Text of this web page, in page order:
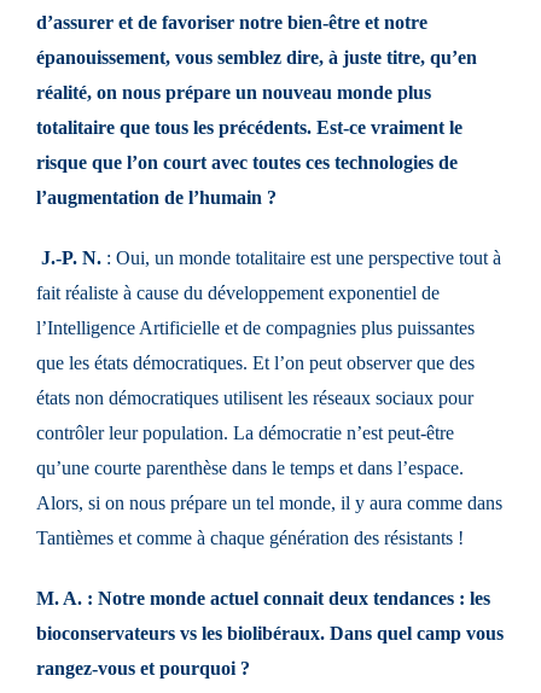
d’assurer et de favoriser notre bien-être et notre
épanouissement, vous semblez dire, à juste titre, qu’en
réalité, on nous prépare un nouveau monde plus
totalitaire que tous les précédents. Est-ce vraiment le
risque que l’on court avec toutes ces technologies de
l’augmentation de l’humain ?
J.-P. N. : Oui, un monde totalitaire est une perspective tout à
fait réaliste à cause du développement exponentiel de
l’Intelligence Artificielle et de compagnies plus puissantes
que les états démocratiques. Et l’on peut observer que des
états non démocratiques utilisent les réseaux sociaux pour
contrôler leur population. La démocratie n’est peut-être
qu’une courte parenthèse dans le temps et dans l’espace.
Alors, si on nous prépare un tel monde, il y aura comme dans
Tantièmes et comme à chaque génération des résistants !
M. A. : Notre monde actuel connait deux tendances : les
bioconservateurs vs les biolibéraux. Dans quel camp vous
rangez-vous et pourquoi ?